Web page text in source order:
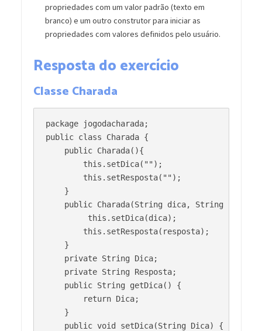
propriedades com um valor padrão (texto em
branco) e um outro construtor para iniciar as
propriedades com valores definidos pelo usuário.
Resposta do exercício
Classe Charada
package jogodacharada;
public class Charada {
    public Charada(){
        this.setDica("");
        this.setResposta("");
    }
public Charada(String dica, String
         this.setDica(dica);
        this.setResposta(resposta);
    }
    private String Dica;
    private String Resposta;
    public String getDica() {
        return Dica;
    }
    public void setDica(String Dica) {